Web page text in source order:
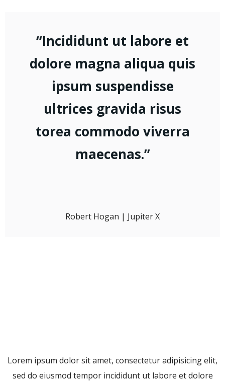
“Incididunt ut labore et
dolore magna aliqua quis
ipsum suspendisse
ultrices gravida risus
torea commodo viverra
maecenas.”
Robert Hogan | Jupiter X
Lorem ipsum dolor sit amet, consectetur adipisicing elit,
sed do eiusmod tempor incididunt ut labore et dolore